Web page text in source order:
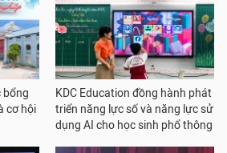
bổng
cơ hội
KDC Education đồng hành phát
triển năng lực số và năng lực sử
dụng AI cho học sinh phổ thông